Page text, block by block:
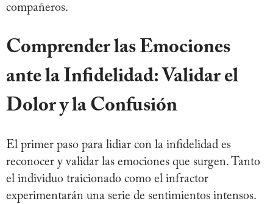
compañeros.
Comprender las Emociones
ante la Infidelidad: Validar el
Dolor y la Confusión
El primer paso para lidiar con la infidelidad es
reconocer y validar las emociones que surgen. Tanto
el individuo traicionado como el infractor
experimentarán una serie de sentimientos intensos.